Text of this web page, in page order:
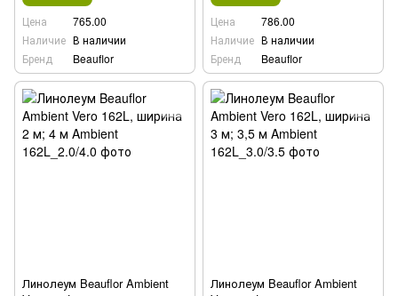
Цена
765.00
Наличие В наличии
Бренд
Beauflor
Цена
786.00
Наличие В наличии
Бренд
Beauflor
Линолеум Beauflor Ambient
Линолеум Beauflor Ambient